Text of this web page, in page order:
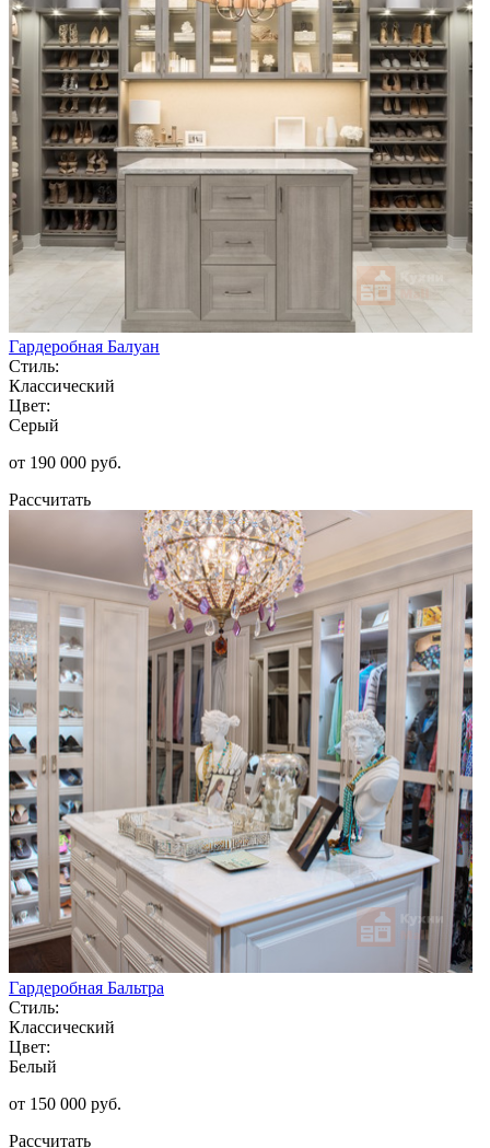
Гардеробная Балуан
Стиль:
Классический
Цвет:
Серый
от 190 000 руб.
Рассчитать
Гардеробная Бальтра
Стиль:
Классический
Цвет:
Белый
от 150 000 руб.
Рассчитать